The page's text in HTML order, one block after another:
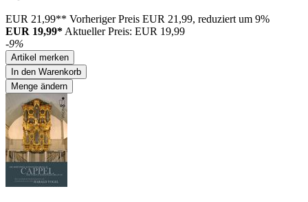
EUR 21,99** Vorheriger Preis EUR 21,99, reduziert um 9%
EUR 19,99* Aktueller Preis: EUR 19,99
-9%
Artikel merken
In den Warenkorb
Menge ändern